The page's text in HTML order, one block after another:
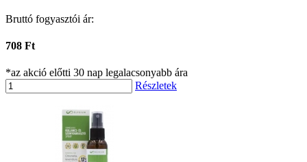
Bruttó fogyasztói ár:
708 Ft
*az akció előtti 30 nap legalacsonyabb ára
Részletek